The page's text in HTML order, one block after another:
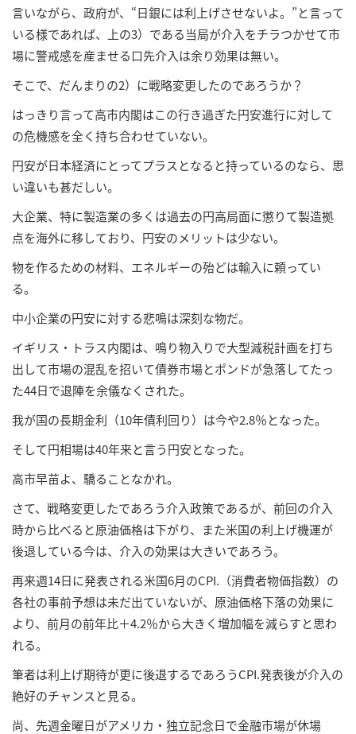
言いながら、政府が、“日銀には利上げさせないよ。”と言って
いる様であれば、上の3）である当局が介入をチラつかせて市
場に警戒感を産ませる口先介入は余り効果は無い。
そこで、だんまりの2）に戦略変更したのであろうか？
はっきり言って高市内閣はこの行き過ぎた円安進行に対して
の危機感を全く持ち合わせていない。
円安が日本経済にとってプラスとなると持っているのなら、思
い違いも甚だしい。
大企業、特に製造業の多くは過去の円高局面に懲りて製造拠
点を海外に移しており、円安のメリットは少ない。
物を作るための材料、エネルギーの殆どは輸入に頼ってい
る。
中小企業の円安に対する悲鳴は深刻な物だ。
イギリス・トラス内閣は、鳴り物入りで大型減税計画を打ち
出して市場の混乱を招いて債券市場とポンドが急落してたっ
た44日で退陣を余儀なくされた。
我が国の長期金利（10年債利回り）は今や2.8％となった。
そして円相場は40年来と言う円安となった。
高市早苗よ、驕ることなかれ。
さて、戦略変更したであろう介入政策であるが、前回の介入
時から比べると原油価格は下がり、また米国の利上げ機運が
後退している今は、介入の効果は大きいであろう。
再来週14日に発表される米国6月のCPI.（消費者物価指数）の
各社の事前予想は未だ出ていないが、原油価格下落の効果に
より、前月の前年比＋4.2％から大きく増加幅を減らすと思わ
れる。
筆者は利上げ期待が更に後退するであろうCPI.発表後が介入の
絶好のチャンスと見る。
尚、先週金曜日がアメリカ・独立記念日で金融市場が休場